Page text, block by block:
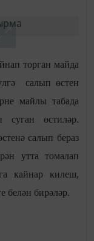
торган майда
салып өстен
майлы табада
суган өстиләр.
салып бераз
утта томалап
кайнар килеш,
белән бирәләр.